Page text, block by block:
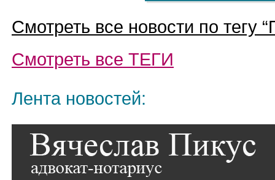
Смотреть все новости по тегу “
Смотреть все ТЕГИ
Лента новостей: